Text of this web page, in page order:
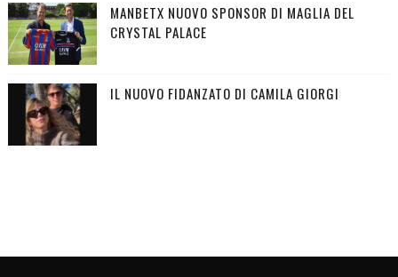
MANBETX NUOVO SPONSOR DI MAGLIA DEL
CRYSTAL PALACE
IL NUOVO FIDANZATO DI CAMILA GIORGI